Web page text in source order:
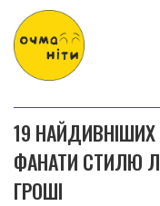
19 НАЙДИВНІШИХ
ФАНАТИ СТИЛЮ
ГРОШІ